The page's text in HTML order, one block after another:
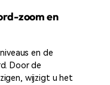
zoom en
en de
Door de
wijzigt u het